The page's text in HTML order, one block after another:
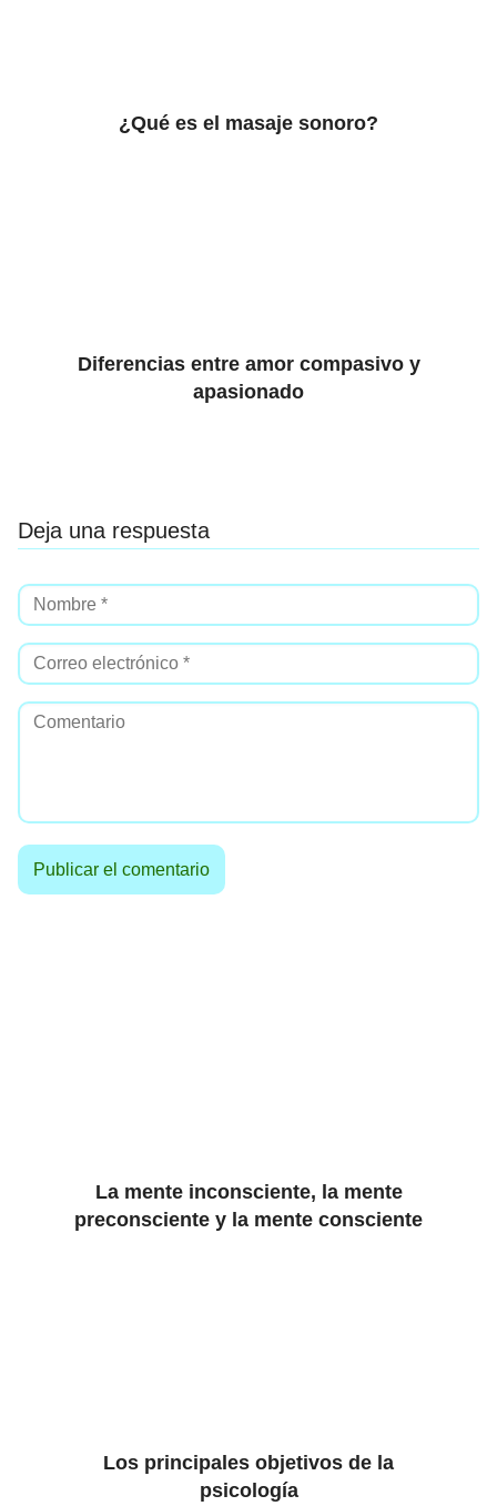
¿Qué es el masaje sonoro?
Diferencias entre amor compasivo y
apasionado
Deja una respuesta
La mente inconsciente, la mente
preconsciente y la mente consciente
Los principales objetivos de la
psicología